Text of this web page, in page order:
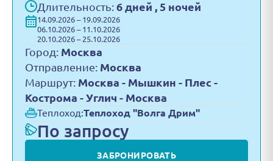
Длительность: 6 дней , 5 ночей
14.09.2026 – 19.09.2026
06.10.2026 – 11.10.2026
20.10.2026 – 25.10.2026
Город: Москва
Отправление: Москва
Маршрут: Москва - Мышкин - Плес -
Кострома - Углич - Москва
Теплоход:Теплоход "Волга Дрим"
По запросу
ЗАБРОНИРОВАТЬ